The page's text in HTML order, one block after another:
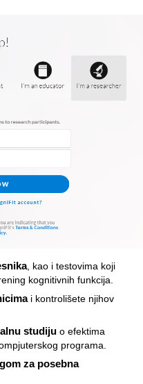
, kao i testovima koji
kognitivnih funkcija.
i kontrolišete njihov
studiju o efektima
programa.
za posebna